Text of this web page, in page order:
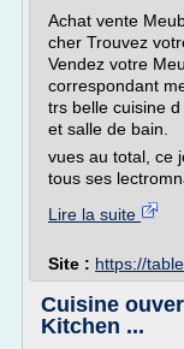
Achat vente
cher Trouvez
Vendez votre
correspondant
trs belle cuisine
et salle de bain.
vues au total, ce
tous ses
Lire la suite
Site : https://
Cuisine
Kitchen ...